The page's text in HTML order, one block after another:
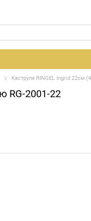
Каструля RINGEL Ingrid 22см
RG-2001-22